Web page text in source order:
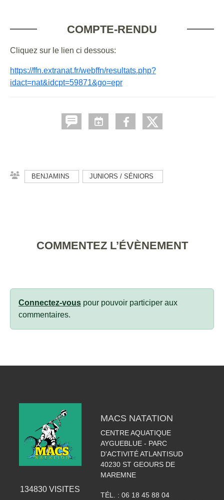
COMPTE-RENDU
Cliquez sur le lien ci dessous:
https://ffn.extranat.fr/webffn/resultats.php?
idact=nat&idcpt=59871&go=epr
BENJAMINS JUNIORS / SÉNIORS
COMMENTEZ L’ÉVÈNEMENT
Connectez-vous pour pouvoir participer aux
commentaires.
134830 VISITES
MACS NATATION
CENTRE AQUATIQUE
AYGUEBLUE - PARC
D'ACTIVITÉ ATLANTISUD
40230 ST GEOURS DE
MAREMNE
TÉL. : 06 18 45 88 04